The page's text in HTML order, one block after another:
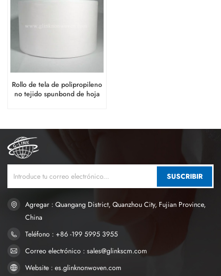
Rollo de tela de polipropileno
no tejido spunbond de hoja
SUSCRIBIR
Agregar : Quangang District, Quanzhou City, Fujian Province,
China
Teléfono : +86 -199 5995 3955
Correo electrónico : sales@glinkscm.com
Website : es.glinknonwoven.com